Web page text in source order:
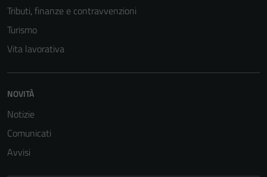
Tributi, finanze e contravvenzioni
Turismo
Vita lavorativa
NOVITÀ
Notizie
Comunicati
Avvisi